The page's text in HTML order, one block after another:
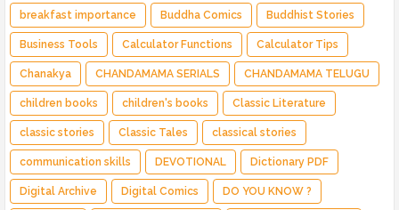
breakfast importance Buddha Comics Buddhist Stories
Business Tools Calculator Functions Calculator Tips
Chanakya CHANDAMAMA SERIALS CHANDAMAMA TELUGU
children books children's books Classic Literature
classic stories Classic Tales classical stories
communication skills DEVOTIONAL Dictionary PDF
Digital Archive Digital Comics DO YOU KNOW ?